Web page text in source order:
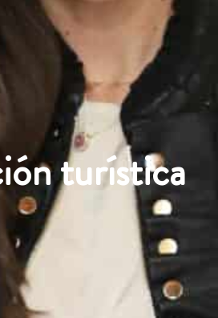
turística